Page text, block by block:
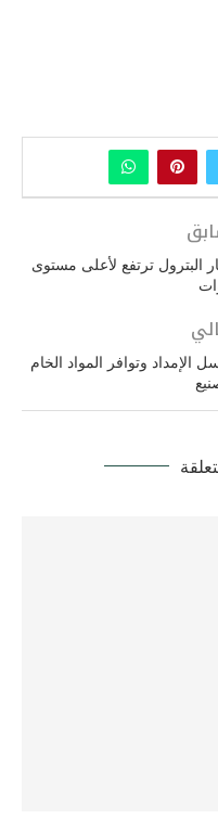
البترول ترتفع لأعلى مستوى
الإمداد وتوافر المواد الخام